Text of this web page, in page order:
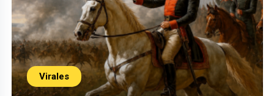
Virales